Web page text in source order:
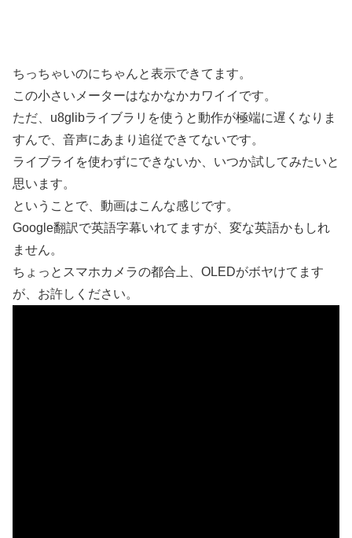
ちっちゃいのにちゃんと表示できてます。
この小さいメーターはなかなかカワイイです。
ただ、u8glibライブラリを使うと動作が極端に遅くなりま
すんで、音声にあまり追従できてないです。
ライブライを使わずにできないか、いつか試してみたいと
思います。
ということで、動画はこんな感じです。
Google翻訳で英語字幕いれてますが、変な英語かもしれ
ません。
ちょっとスマホカメラの都合上、OLEDがボヤけてます
が、お許しください。